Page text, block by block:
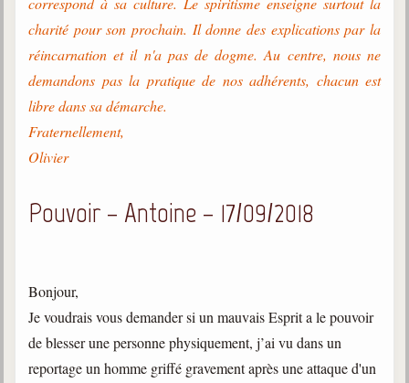
charité pour son prochain. Il donne des explications par la
réincarnation et il n'a pas de dogme. Au centre, nous ne
demandons pas la pratique de nos adhérents, chacun est
libre dans sa démarche.
Fraternellement,
Olivier
Pouvoir – Antoine – 17/09/2018
Bonjour,
Je voudrais vous demander si un mauvais Esprit a le pouvoir
de blesser une personne physiquement, j’ai vu dans un
reportage un homme griffé gravement après une attaque d'un